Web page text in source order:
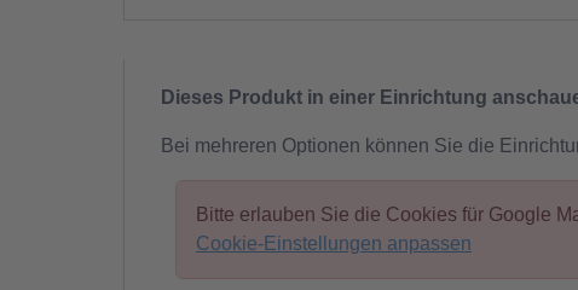
Dieses Produkt in einer Einrichtung
Bei mehreren Optionen können Sie die
Bitte erlauben Sie die Cookies für Google
Cookie-Einstellungen anpassen